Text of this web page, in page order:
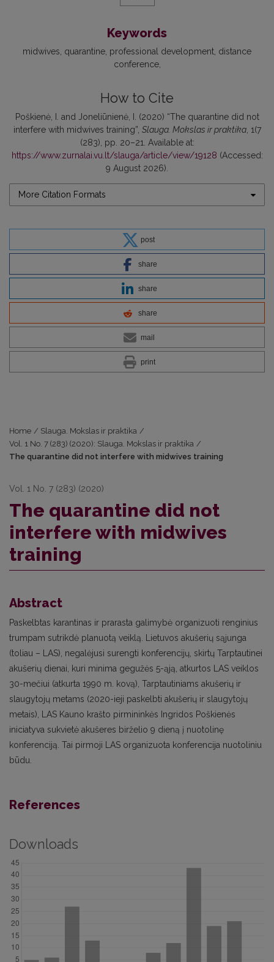
Keywords
midwives quarantine professional development distance
conference
How to Cite
Poškienė, I. and Joneliūnienė, I. (2020) “The quarantine did not
interfere with midwives training”, Slauga. Mokslas ir praktika, 1(7
(283), pp. 20–21. Available at:
https://www.zurnalai.vu.lt/slauga/article/view/19128 (Accessed:
9 August 2026).
More Citation Formats
post
share
share
share
mail
print
Home / Slauga. Mokslas ir praktika /
Vol. 1 No. 7 (283) (2020): Slauga. Mokslas ir praktika /
The quarantine did not interfere with midwives training
Vol. 1 No. 7 (283) (2020)
The quarantine did not
interfere with midwives
training
Abstract
Paskelbtas karantinas ir prarasta galimybė organizuoti renginius
trumpam sutrikdė planuotą veiklą. Lietuvos akušerių sąjunga
(toliau – LAS), negalėjusi surengti konferencijų, skirtų Tarptautinei
akušerių dienai, kuri minima gegužės 5-ąją, atkurtos LAS veiklos
30-mečiui (atkurta 1990 m. kovą), Tarptautiniams akušerių ir
slaugytojų metams (2020-ieji paskelbti akušerių ir slaugytojų
metais), LAS Kauno krašto pirmininkės Ingridos Poškienės
iniciatyva sukvietė akušeres birželio 9 dieną į nuotolinę
konferenciją. Tai pirmoji LAS organizuota konferencija nuotoliniu
būdu.
References
Downloads